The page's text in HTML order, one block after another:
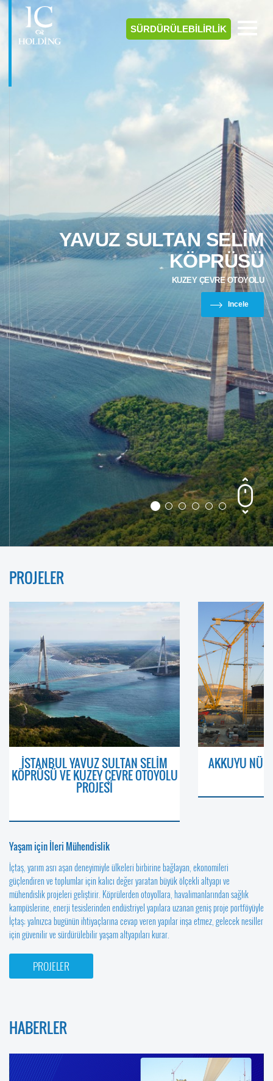
SÜRDÜRÜLEBİLİRLİK
YAVUZ SULTAN SELİM
KÖPRÜSÜ
KUZEY ÇEVRE OTOYOLU
Incele
PROJELER
İSTANBUL YAVUZ SULTAN SELİM
KÖPRÜSÜ VE KUZEY ÇEVRE OTOYOLU
PROJESİ
AKKUYU
Yaşam için İleri Mühendislik
İçtaş, yarım asrı aşan deneyimiyle ülkeleri birbirine bağlayan, ekonomileri
güçlendiren ve toplumlar için kalıcı değer yaratan büyük ölçekli altyapı ve
mühendislik projeleri geliştirir. Köprülerden otoyollara, havalimanlarından sağlık
kampüslerine, enerji tesislerinden endüstriyel yapılara uzanan geniş proje portföyüyle
İçtaş; yalnızca bugünün ihtiyaçlarına cevap veren yapılar inşa etmez, gelecek nesiller
için güvenilir ve sürdürülebilir yaşam altyapıları kurar.
PROJELER
HABERLER